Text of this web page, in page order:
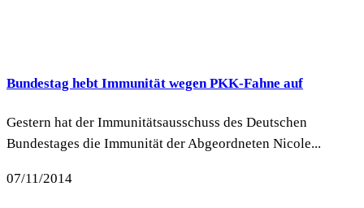
Bundestag hebt Immunität wegen PKK-Fahne auf
Gestern hat der Immunitätsausschuss des Deutschen
Bundestages die Immunität der Abgeordneten Nicole...
07/11/2014